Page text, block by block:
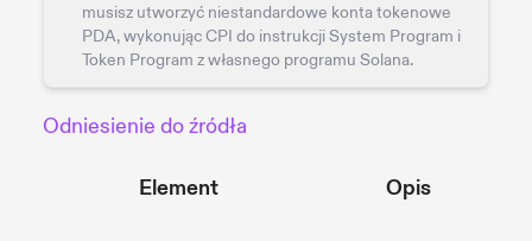
musisz utworzyć niestandardowe konta tokenowe
PDA, wykonując CPI do instrukcji System Program i
Token Program z własnego programu Solana.
Odniesienie do źródła
Element Opis